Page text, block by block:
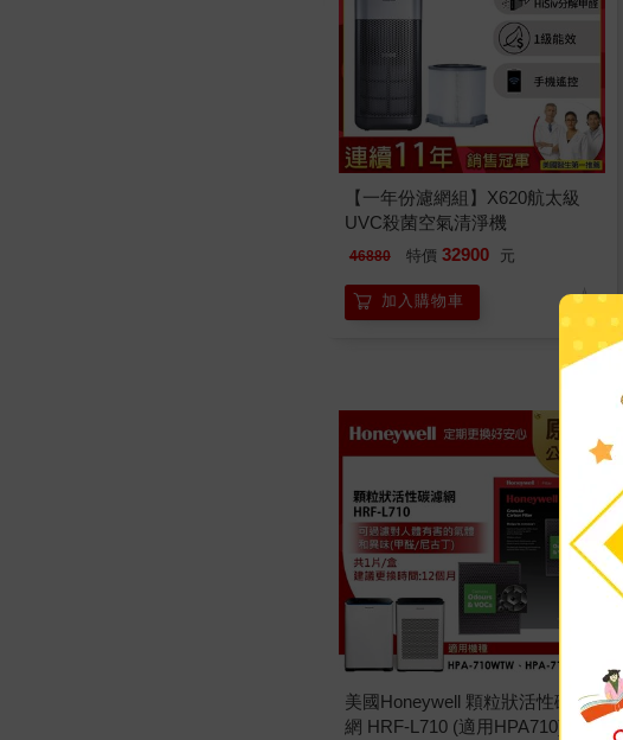
【一年份濾網組】X620航太級
UVC殺菌空氣清淨機
46880 特價 32900 元
加入購物車
美國Honeywell 顆粒狀活性碳濾
網 HRF-L710 (適用HPA710)